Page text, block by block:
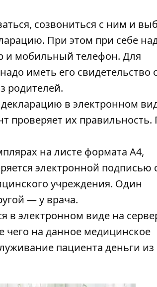
созвониться с ним и
При этом при себе
и мобильный телефон. Для
иметь его свидетельство
родителей.
в электронном
проверяет их правильность.
на листе формата А4,
электронной подписью
учреждения. Один
— у врача.
в электронном виде на
на данное медицинское
пациента деньги из